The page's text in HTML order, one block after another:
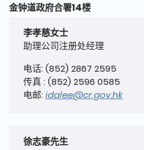
金钟道政府合署14楼
李孝慈女士
助理公司注册处经理
电话: (852) 2867 2595
传真 : (852) 2596 0585
电邮: idalee@cr.gov.hk
徐志豪先生